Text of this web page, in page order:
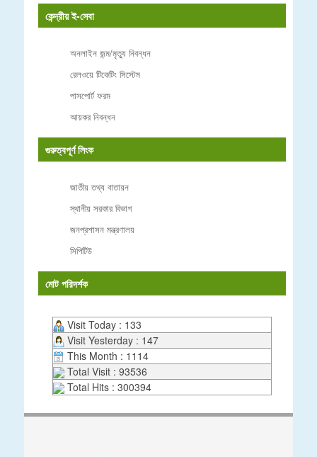
কেন্দ্রীয় ই-সেবা
অনলাইন জন্ম/মৃত্যু নিবন্ধন
রেলওয়ে টিকেটিং সিস্টেম
পাসপোর্ট ফরম
আয়কর নিবন্ধন
গুরুত্বপূর্ণ লিংক
জাতীয় তথ্য বাতায়ন
স্থানীয় সরকার বিভাগ
জনপ্রশাসন মন্ত্রণালয়
সিপিটিউ
মোট পরিদর্শক
Visit Today : 133
Visit Yesterday : 147
This Month : 1114
Total Visit : 93536
Total Hits : 300394